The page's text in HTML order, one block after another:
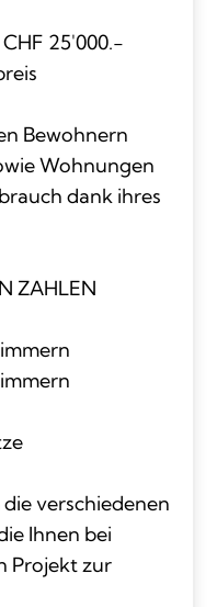
25'000.-
Bewohnern
Wohnungen
dank ihres
ZAHLEN
verschiedenen
Ihnen bei
Projekt zur